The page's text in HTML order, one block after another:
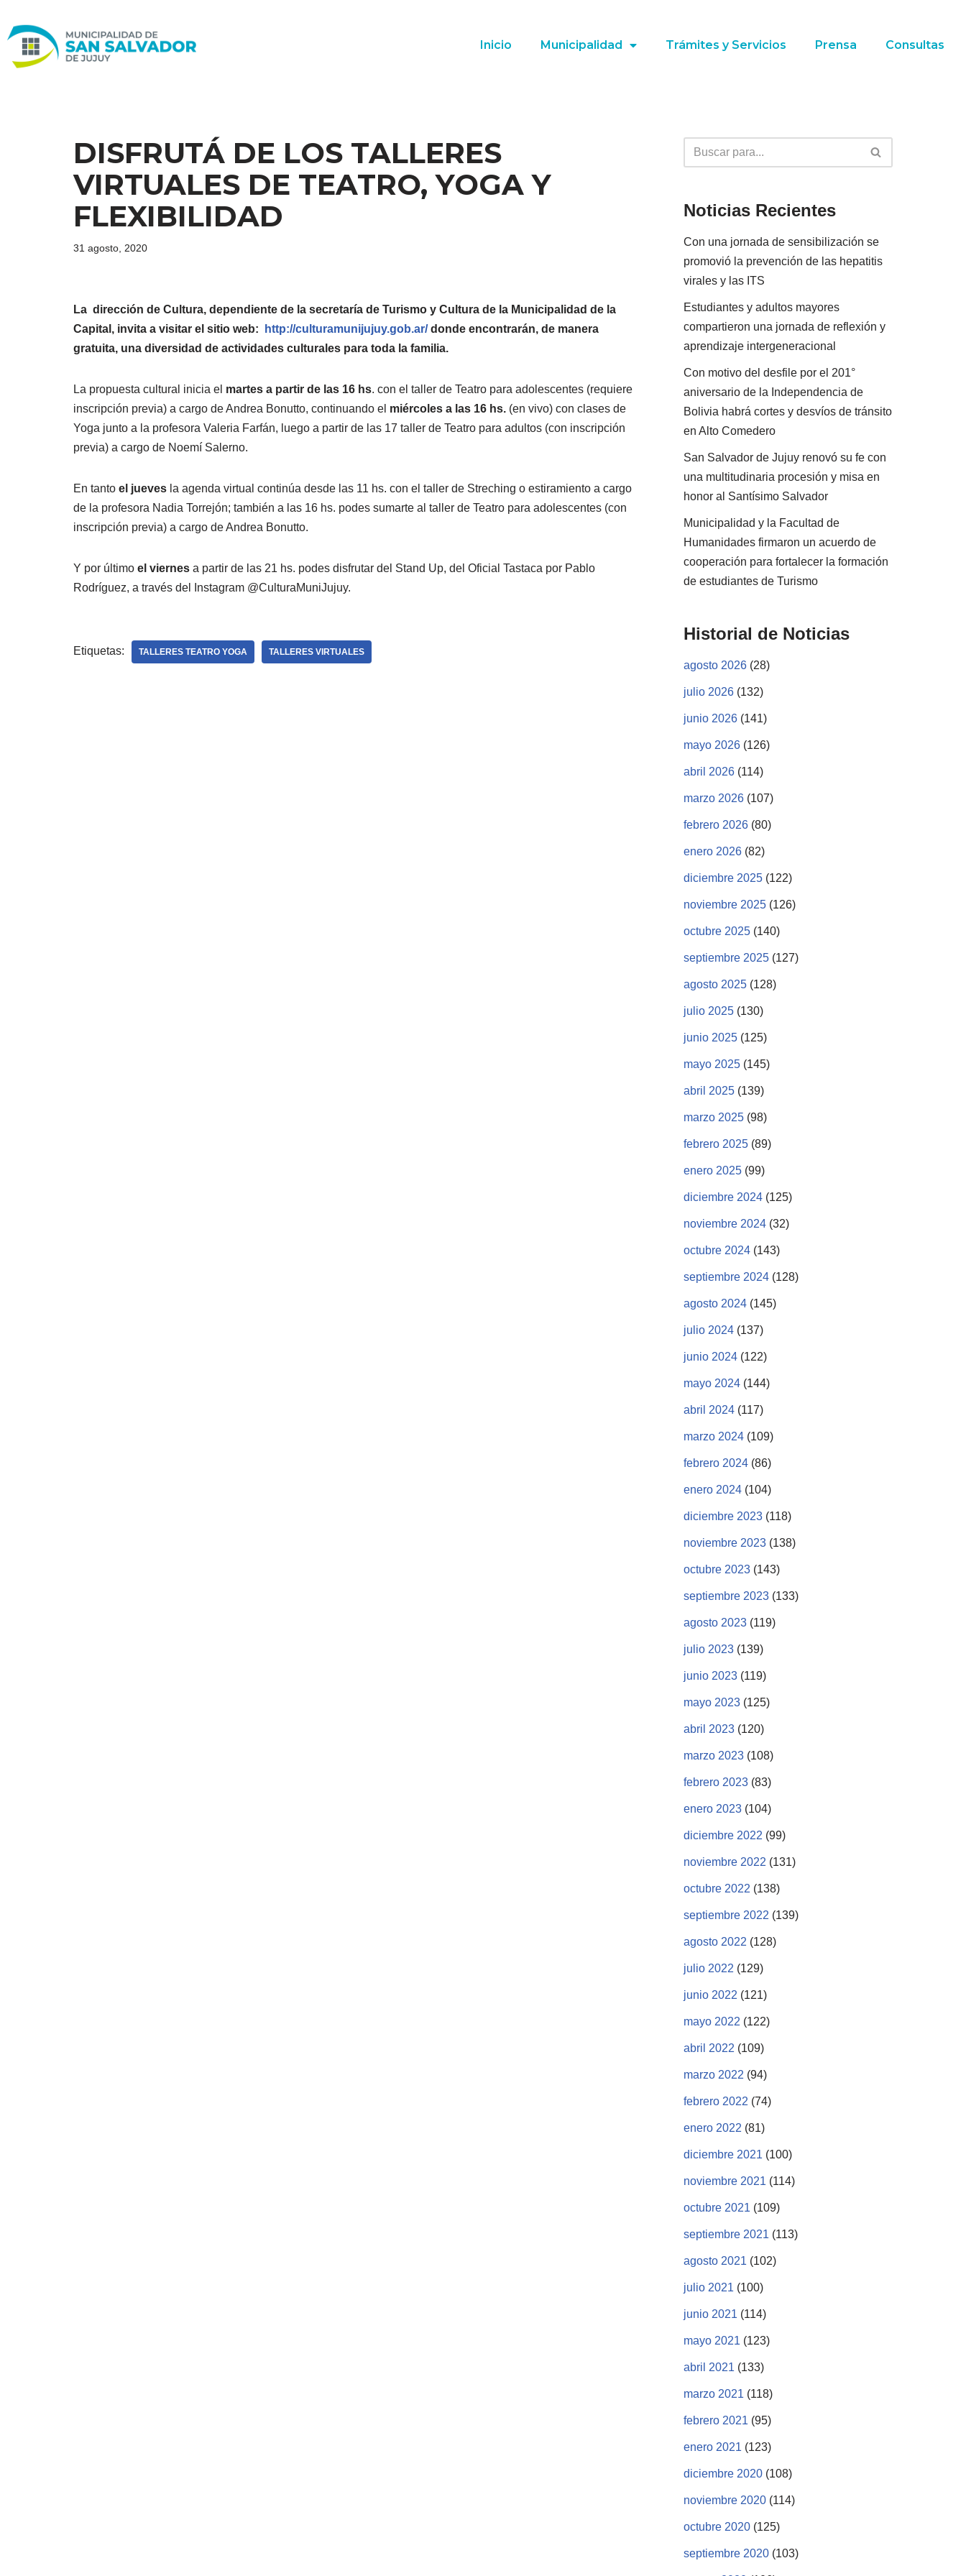
Ir
al
Inicio Municipalidad Trámites y Servicios Prensa Consultas
DISFRUTÁ DE LOS TALLERES
VIRTUALES DE TEATRO, YOGA Y
FLEXIBILIDAD
31 agosto, 2020
La dirección de Cultura, dependiente de la secretaría de Turismo y Cultura de la Municipalidad de la
Capital, invita a visitar el sitio web:
http://culturamunijujuy.gob.ar/donde encontrarán, de manera
gratuita, una diversidad de actividades culturales para toda la familia.
La propuesta cultural inicia el martes a partir de las 16 hs. con el taller de Teatro para adolescentes (requiere
inscripción previa) a cargo de Andrea Bonutto, continuando el miércoles a las 16 hs. (en vivo) con clases de
Yoga junto a la profesora Valeria Farfán, luego a partir de las 17 taller de Teatro para adultos (con inscripción
previa) a cargo de Noemí Salerno.
En tanto el jueves la agenda virtual continúa desde las 11 hs. con el taller de Streching o estiramiento a cargo
de la profesora Nadia Torrejón; también a las 16 hs. podes sumarte al taller de Teatro para adolescentes (con
inscripción previa) a cargo de Andrea Bonutto.
Y por último el viernes a partir de las 21 hs. podes disfrutar del Stand Up, del Oficial Tastaca por Pablo
Rodríguez, a través del Instagram @CulturaMuniJujuy.
Etiquetas: TALLERES TEATRO YOGA TALLERES VIRTUALES
Noticias Recientes
Con una jornada de sensibilización se
promovió la prevención de las hepatitis
virales y las ITS
Estudiantes y adultos mayores
compartieron una jornada de reflexión y
aprendizaje intergeneracional
Con motivo del desfile por el 201°
aniversario de la Independencia de
Bolivia habrá cortes y desvíos de tránsito
en Alto Comedero
San Salvador de Jujuy renovó su fe con
una multitudinaria procesión y misa en
honor al Santísimo Salvador
Municipalidad y la Facultad de
Humanidades firmaron un acuerdo de
cooperación para fortalecer la formación
de estudiantes de Turismo
Historial de Noticias
agosto 2026 (28)
julio 2026 (132)
junio 2026 (141)
mayo 2026 (126)
abril 2026 (114)
marzo 2026 (107)
febrero 2026 (80)
enero 2026 (82)
diciembre 2025 (122)
noviembre 2025 (126)
octubre 2025 (140)
septiembre 2025 (127)
agosto 2025 (128)
julio 2025 (130)
junio 2025 (125)
mayo 2025 (145)
abril 2025 (139)
marzo 2025 (98)
febrero 2025 (89)
enero 2025 (99)
diciembre 2024 (125)
noviembre 2024 (32)
octubre 2024 (143)
septiembre 2024 (128)
agosto 2024 (145)
julio 2024 (137)
junio 2024 (122)
mayo 2024 (144)
abril 2024 (117)
marzo 2024 (109)
febrero 2024 (86)
enero 2024 (104)
diciembre 2023 (118)
noviembre 2023 (138)
octubre 2023 (143)
septiembre 2023 (133)
agosto 2023 (119)
julio 2023 (139)
junio 2023 (119)
mayo 2023 (125)
abril 2023 (120)
marzo 2023 (108)
febrero 2023 (83)
enero 2023 (104)
diciembre 2022 (99)
noviembre 2022 (131)
octubre 2022 (138)
septiembre 2022 (139)
agosto 2022 (128)
julio 2022 (129)
junio 2022 (121)
mayo 2022 (122)
abril 2022 (109)
marzo 2022 (94)
febrero 2022 (74)
enero 2022 (81)
diciembre 2021 (100)
noviembre 2021 (114)
octubre 2021 (109)
septiembre 2021 (113)
agosto 2021 (102)
julio 2021 (100)
junio 2021 (114)
mayo 2021 (123)
abril 2021 (133)
marzo 2021 (118)
febrero 2021 (95)
enero 2021 (123)
diciembre 2020 (108)
noviembre 2020 (114)
octubre 2020 (125)
septiembre 2020 (103)